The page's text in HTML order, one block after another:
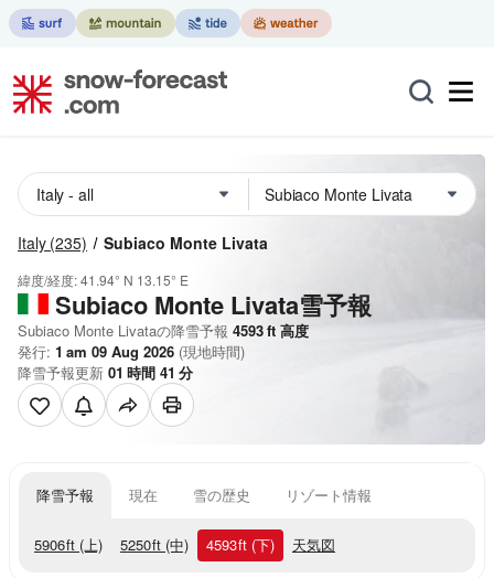
Italy (235) Subiaco Monte Livata
緯度/経度:41.94° N 13.15° E
Subiaco Monte Livata雪予報
Subiaco Monte Livataの降雪予報 4593ft 高度
発行: 1 am 09 Aug 2026 (現地時間)
降雪予報更新 01 時間 41 分
降雪予報 現在 雪の歴史 リゾート情報
5906ft (上) 5250ft (中) 4593ft (下) 天気図